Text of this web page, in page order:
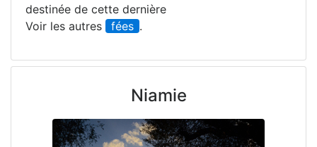
destinée de cette dernière
Voir les autres
fées .
Niamie